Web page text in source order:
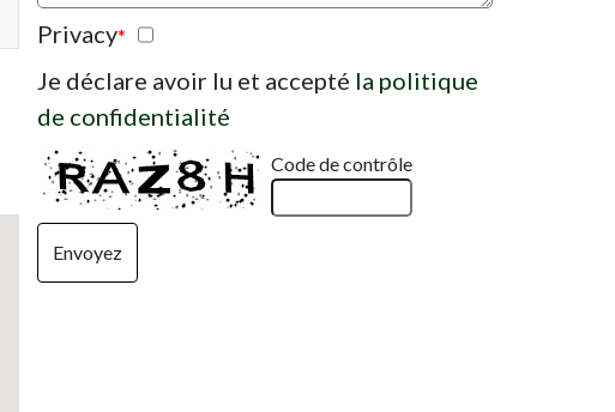
Privacy*
Je déclare avoir lu et accepté la politique
de confidentialité
Code de contrôle